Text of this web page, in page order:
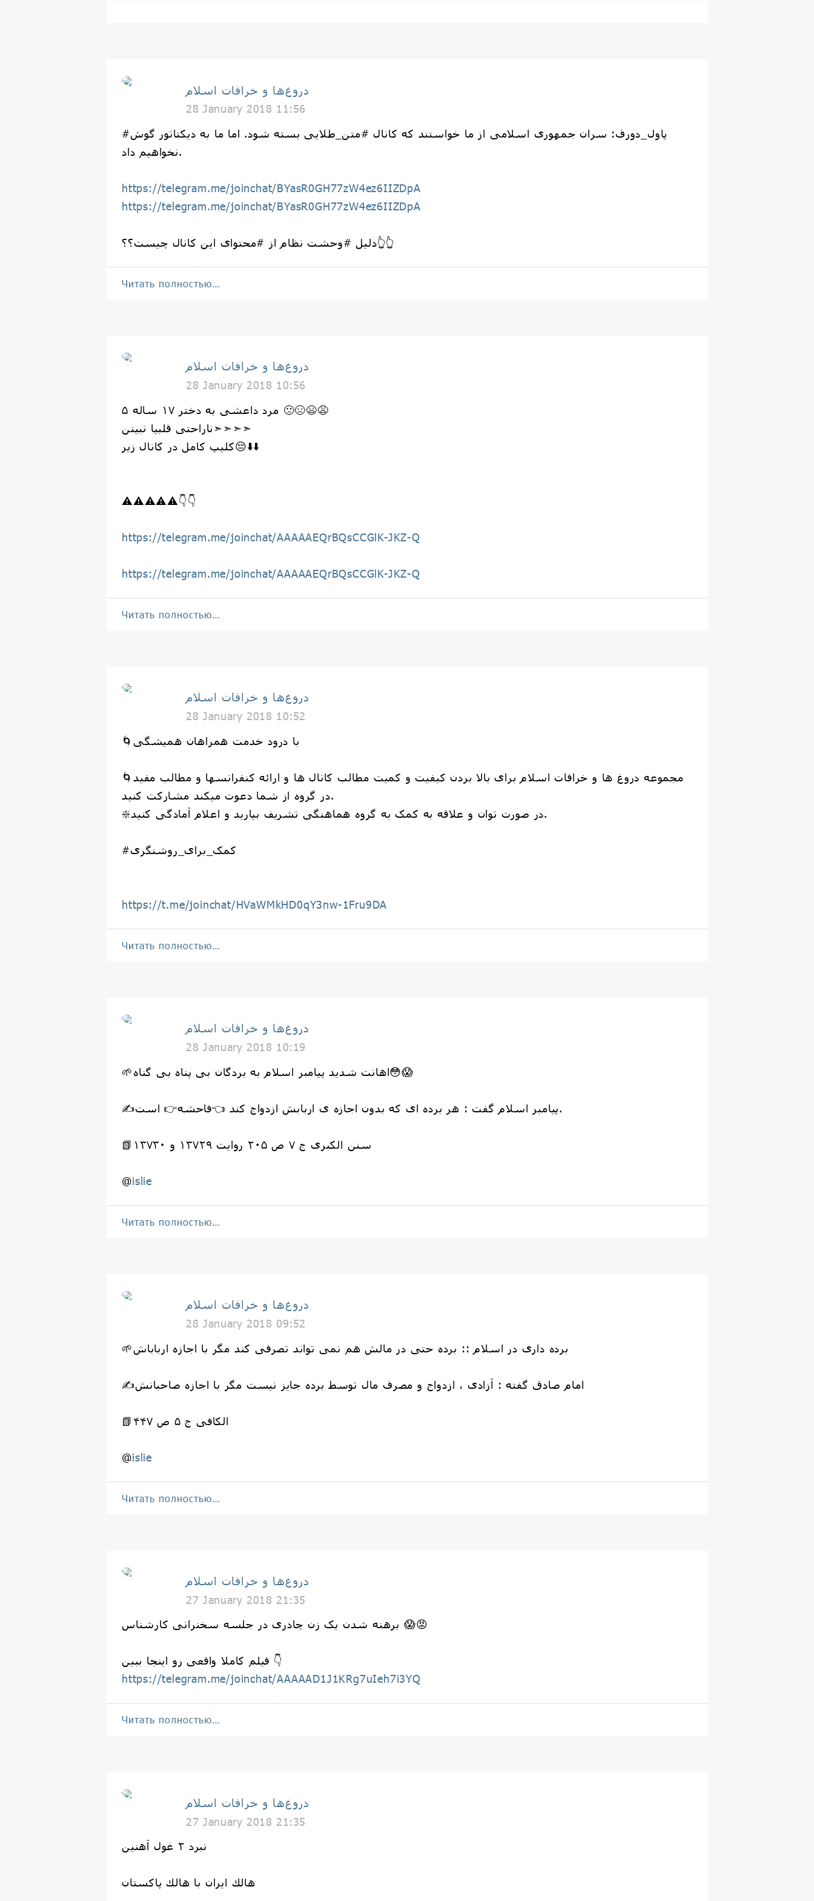
دروغ‌ها و خرافات اسلام
28 January 2018 11:56
#پاول_دورف: سران جمهوری اسلامی از ما خواستند که کانال #متن_طلایی بسته شود. اما ما به دیکتاتور گوش
نخواهیم داد.
https://telegram.me/joinchat/BYasR0GH77zW4ez6IIZDpA
https://telegram.me/joinchat/BYasR0GH77zW4ez6IIZDpA
دلیل #وحشت نظام از #محتوای این کانال چیست؟؟👆👆
Читать полностью…
دروغ‌ها و خرافات اسلام
28 January 2018 10:56
۵ مرد داعشی به دختر ۱۷ ساله 🙁😣😫😩
ناراحتی قلبیا نبینن➣➣➣➣
کلیپ کامل در کانال زیر😔⬇️⬇️
⚠️⚠️⚠️⚠️⚠️👇👇
https://telegram.me/joinchat/AAAAAEQrBQsCCGlK-JKZ-Q
https://telegram.me/joinchat/AAAAAEQrBQsCCGlK-JKZ-Q
Читать полностью…
دروغ‌ها و خرافات اسلام
28 January 2018 10:52
🌀️با درود خدمت همراهان همیشگی
🌀مجموعه دروغ ها و خرافات اسلام برای بالا بردن کیفیت و کمیت مطالب کانال ها و ارائه کنفرانسها و مطالب مفید
در گروه از شما دعوت میکند مشارکت کنید.
❇️در صورت توان و علاقه به کمک به گروه هماهنگی تشریف بیارید و اعلام آمادگی کنید.
#کمک_برای_روشنگری
https://t.me/joinchat/HVaWMkHD0qY3nw-1Fru9DA
Читать полностью…
دروغ‌ها و خرافات اسلام
28 January 2018 10:19
🌱اهانت شدید پیامبر اسلام به بردگان بی پناه بی گناه😳😱
✍پیامبر اسلام گفت : هر برده ای که بدون اجازه ی اربابش ازدواج کند 👈فاحشه👉 است.
📗سنن الکبری ج ۷ ص ۲۰۵ روایت ۱۳۷۲۹ و ۱۳۷۳۰
@islie
Читать полностью…
دروغ‌ها و خرافات اسلام
28 January 2018 09:52
🌱برده داری در اسلام :: برده حتی در مالش هم نمی تواند تصرفی کند مگر با اجازه ارباباش
✍امام صادق گفته : آزادی ، ازدواج و مصرف مال توسط برده جایز نیست مگر با اجازه صاحبانش
📗الکافی ج ۵ ص ۴۴۷
@islie
Читать полностью…
دروغ‌ها و خرافات اسلام
27 January 2018 21:35
برهنه شدن یک زن چادری در جلسه سخنرانی کارشناس 😱😡
فیلم کاملا واقعی رو اینجا ببین 👇
https://telegram.me/joinchat/AAAAAD1J1KRg7uIeh7i3YQ
Читать полностью…
دروغ‌ها و خرافات اسلام
27 January 2018 21:35
نبرد ٢ غول آهنين
هالك ايران با هالك پاكستان